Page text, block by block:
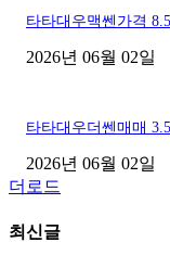
타타대우맥쎈가격
2026년 06월 02일
타타대우더쎈매매
2026년 06월 02일
더로드
최신글